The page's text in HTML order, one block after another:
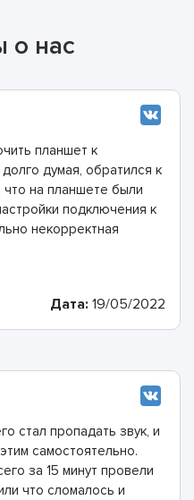
о нас
планшет к
думая, обратился к
что на планшете были
подключения к
некорректная
этих
Дата: 19/05/2022
стал пропадать звук, и
самостоятельно.
за 15 минут провели
что сломалось и